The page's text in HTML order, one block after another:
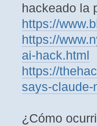
hackeado la
https://
https://
ai-hack.html
https://
says-
¿Cómo